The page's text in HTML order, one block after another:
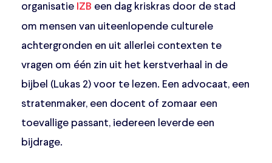
organisatie IZB een dag kriskras door de stad
om mensen van uiteenlopende culturele
achtergronden en uit allerlei contexten te
vragen om één zin uit het kerstverhaal in de
bijbel (Lukas 2) voor te lezen. Een advocaat, een
stratenmaker, een docent of zomaar een
toevallige passant, iedereen leverde een
bijdrage.